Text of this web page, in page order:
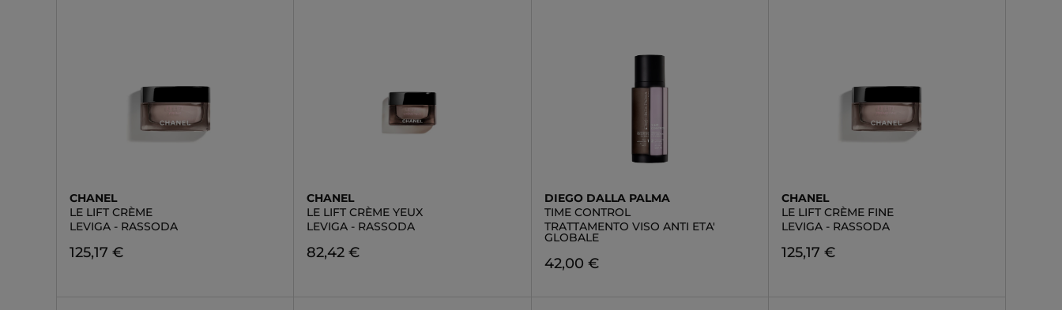
CHANEL
LE LIFT CRÈME
LEVIGA - RASSODA
125,17 €
CHANEL
LE LIFT CRÈME YEUX
LEVIGA - RASSODA
82,42 €
DIEGO DALLA PALMA
TIME CONTROL
TRATTAMENTO VISO ANTI ETA'
GLOBALE
42,00 €
CHANEL
LE LIFT CRÈME FINE
LEVIGA - RASSODA
125,17 €